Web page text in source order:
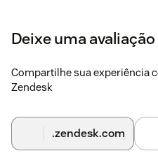
seguito per configurare l'app
Per esempio, l'app può essere
implementare e disegnare su
É possibile inoltre definire un
Deixe uma avaliação
Compartilhe sua experiência
Zendesk
.zendesk.com